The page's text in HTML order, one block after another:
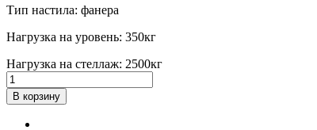
Тип настила: фанера
Нагрузка на уровень: 350кг
Нагрузка на стеллаж: 2500кг
В корзину